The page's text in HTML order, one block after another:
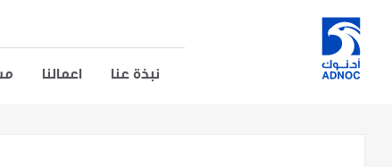
نبذة عنا اعمالنا